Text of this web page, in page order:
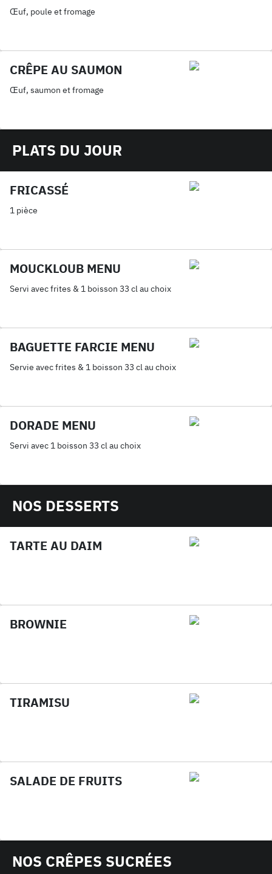
Œuf, poule et fromage
CRÊPE AU SAUMON
Œuf, saumon et fromage
PLATS DU JOUR
FRICASSÉ
1 pièce
MOUCKLOUB MENU
Servi avec frites & 1 boisson 33 cl au choix
BAGUETTE FARCIE MENU
Servie avec frites & 1 boisson 33 cl au choix
DORADE MENU
Servi avec 1 boisson 33 cl au choix
NOS DESSERTS
TARTE AU DAIM
BROWNIE
TIRAMISU
SALADE DE FRUITS
NOS CRÊPES SUCRÉES